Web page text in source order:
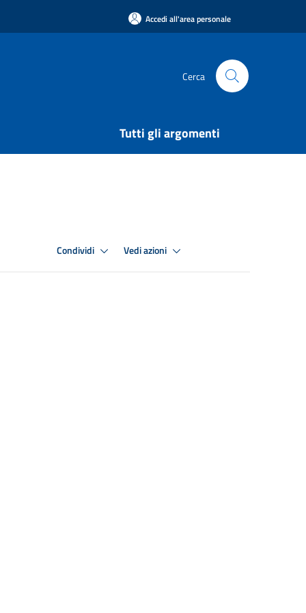
Accedi all'area personale
Cerca
Tutti gli argomenti
Condividi Vedi azioni